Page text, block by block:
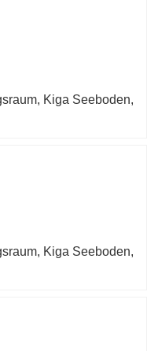
Kiga Seeboden,
Kiga Seeboden,